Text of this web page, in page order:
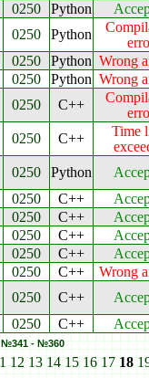
0250 Python
0250 Python
0250 Python Wrong
0250 Python Wrong
0250 C++
0250 C++
Time
0250 Python
0250 C++
0250 C++
0250 C++
0250 C++
0250 C++
Wrong
0250 C++
0250 C++
№341 - №360
12 13 14 15 16 17 18